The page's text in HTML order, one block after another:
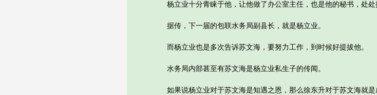
杨立业十分青睐于他，让他做了办公室主任，也是他的秘书，处处
据传，下一届的包联水务局副县长，就是杨立业。
而杨立业也是多次告诉苏文海，要努力工作，到时候好提拔他。
水务局内部甚至有苏文海是杨立业私生子的传闻。
如果说杨立业对于苏文海是知遇之恩，那么徐东升对于苏文海就是